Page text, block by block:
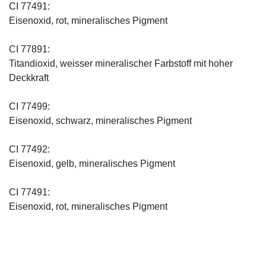
CI 77491:
Eisenoxid, rot, mineralisches Pigment
CI 77891:
Titandioxid, weisser mineralischer Farbstoff mit hoher
Deckkraft
CI 77499:
Eisenoxid, schwarz, mineralisches Pigment
CI 77492:
Eisenoxid, gelb, mineralisches Pigment
CI 77491:
Eisenoxid, rot, mineralisches Pigment